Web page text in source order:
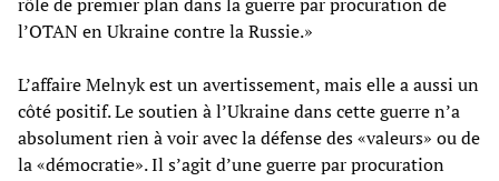
l’OTAN en Ukraine contre la Russie.»
L’affaire Melnyk est un avertissement, mais elle a aussi un
côté positif. Le soutien à l’Ukraine dans cette guerre n’a
absolument rien à voir avec la défense des «valeurs» ou de
la «démocratie». Il s’agit d’une guerre par procuration